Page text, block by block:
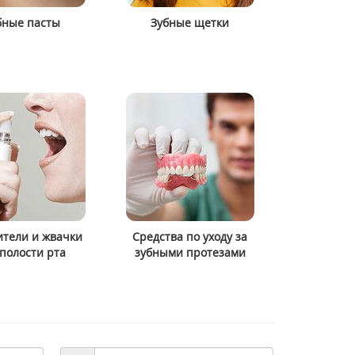
Doctor Babor Hydro Filler Serum
30 мл
3792 грн
Купить
для лица Babor HSR
Overnight Mask 50 мл
4934 грн
Купить
пасты Зубные щетки
и жвачки
рта
Средства по уходу за
зубными протезами